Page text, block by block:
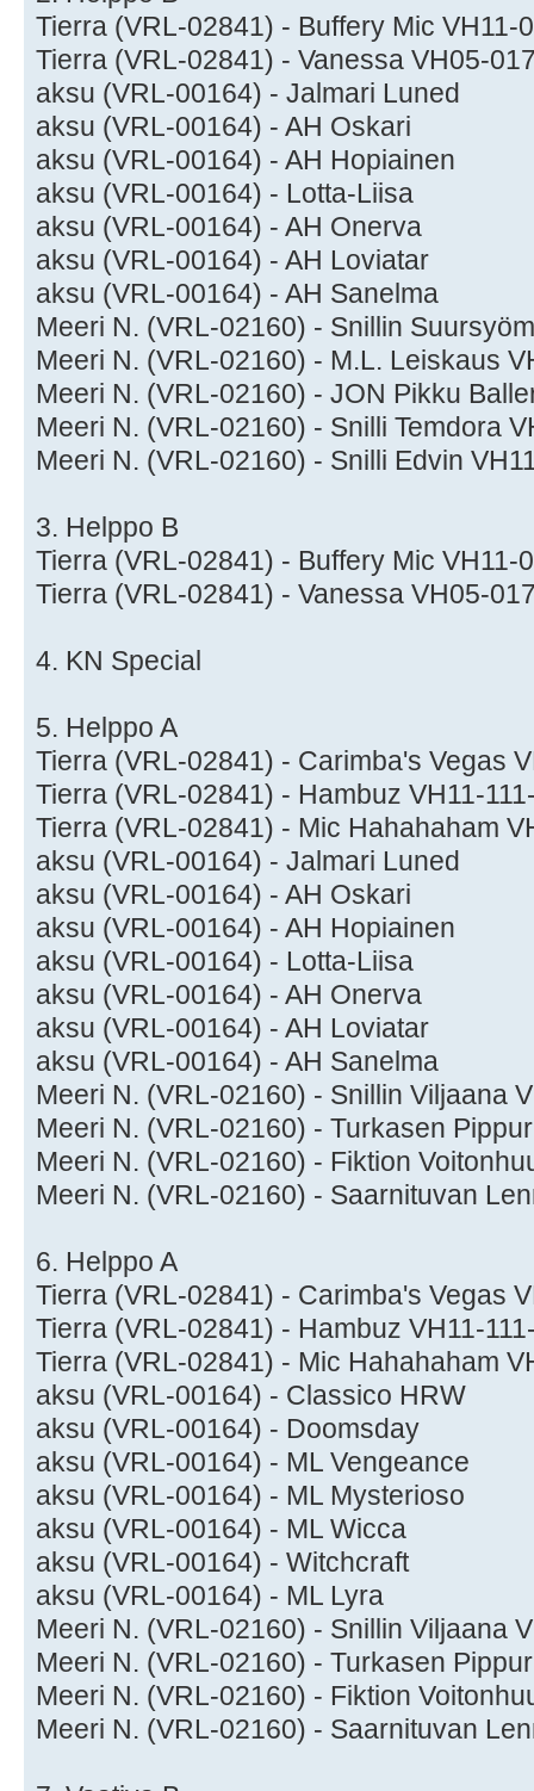
Tierra (VRL-02841) - Buffery Mic VH11-
Tierra (VRL-02841) - Vanessa VH05-
aksu (VRL-00164) - Jalmari Luned
aksu (VRL-00164) - AH Oskari
aksu (VRL-00164) - AH Hopiainen
aksu (VRL-00164) - Lotta-Liisa
aksu (VRL-00164) - AH Onerva
aksu (VRL-00164) - AH Loviatar
aksu (VRL-00164) - AH Sanelma
Meeri N. (VRL-02160) - Snillin
Meeri N. (VRL-02160) - M.L. Leiskaus
Meeri N. (VRL-02160) - JON Pikku
Meeri N. (VRL-02160) - Snilli Temdora
Meeri N. (VRL-02160) - Snilli Edvin
3. Helppo B
Tierra (VRL-02841) - Buffery Mic VH11-
Tierra (VRL-02841) - Vanessa VH05-
4. KN Special
5. Helppo A
Tierra (VRL-02841) - Carimba's Vegas
Tierra (VRL-02841) - Hambuz VH11-
Tierra (VRL-02841) - Mic Hahahaham
aksu (VRL-00164) - Jalmari Luned
aksu (VRL-00164) - AH Oskari
aksu (VRL-00164) - AH Hopiainen
aksu (VRL-00164) - Lotta-Liisa
aksu (VRL-00164) - AH Onerva
aksu (VRL-00164) - AH Loviatar
aksu (VRL-00164) - AH Sanelma
Meeri N. (VRL-02160) - Snillin Viljaana
Meeri N. (VRL-02160) - Turkasen
Meeri N. (VRL-02160) - Fiktion
Meeri N. (VRL-02160) - Saarnituvan
6. Helppo A
Tierra (VRL-02841) - Carimba's Vegas
Tierra (VRL-02841) - Hambuz VH11-
Tierra (VRL-02841) - Mic Hahahaham
aksu (VRL-00164) - Classico HRW
aksu (VRL-00164) - Doomsday
aksu (VRL-00164) - ML Vengeance
aksu (VRL-00164) - ML Mysterioso
aksu (VRL-00164) - ML Wicca
aksu (VRL-00164) - Witchcraft
aksu (VRL-00164) - ML Lyra
Meeri N. (VRL-02160) - Snillin Viljaana
Meeri N. (VRL-02160) - Turkasen
Meeri N. (VRL-02160) - Fiktion
Meeri N. (VRL-02160) - Saarnituvan